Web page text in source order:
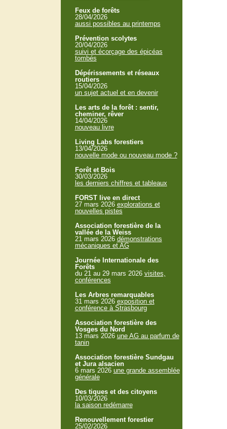
Feux de forêts
28/04/2026
aussi possibles au printemps
Prévention scolytes
20/04/2026
suivi et écorçage des épicéas
tombés
Dépérissements et réseaux
routiers
15/04/2026
un sujet actuel et en devenir
Les arts de la forêt : sentir,
cheminer, rêver
14/04/2026
nouveau livre
Living Labs forestiers
13/04/2026
nouvelle mode ou nouveau mode ?
Forêt et Bois
30/03/2026
les derniers chiffres et tableaux
FORST live en direct
27 mars 2026 explorations et
nouvelles pistes
Association forestière de la
vallée de la Weiss
21 mars 2026 démonstrations
mécaniques et AG
Journée Internationale des
Forêts
du 21 au 29 mars 2026 visites,
conférences
Les Arbres remarquables
31 mars 2026 exposition et
conférence à Strasbourg
Association forestière des
Vosges du Nord
13 mars 2026 une AG au parfum de
tanin
Association forestière Sundgau
et Jura alsacien
6 mars 2026 une grande assemblée
générale
Des tiques et des citoyens
10/03/2026
la saison redémarre
Renouvellement forestier
25/02/2026